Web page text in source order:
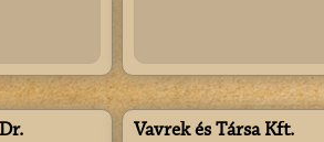
Vavrek és Társa Kft.